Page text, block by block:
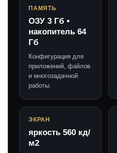
ПАМЯТЬ
ОЗУ 3 Гб •
накопитель 64
Гб
Конфигурация для
приложений, файлов
и многозадачной
работы.
ЭКРАН
яркость 560 кд/
м2